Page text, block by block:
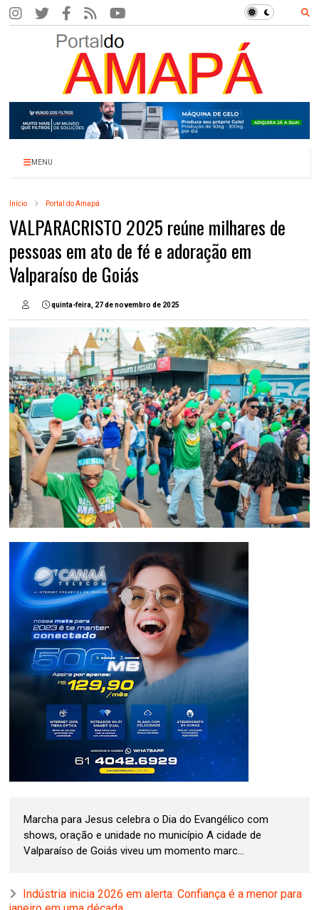
MENU
Início Portal do Amapá
VALPARACRISTO 2025 reúne milhares de
pessoas em ato de fé e adoração em
Valparaíso de Goiás
quinta-feira, 27 de novembro de 2025
Marcha para Jesus celebra o Dia do Evangélico com
shows, oração e unidade no município A cidade de
Valparaíso de Goiás viveu um momento marc...
Indústria inicia 2026 em alerta: Confiança é a menor para